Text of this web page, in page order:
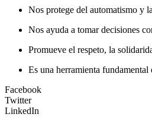
Nos protege del automatismo y
Nos ayuda a tomar decisiones
Promueve el respeto, la
Es una herramienta
Facebook
Twitter
LinkedIn